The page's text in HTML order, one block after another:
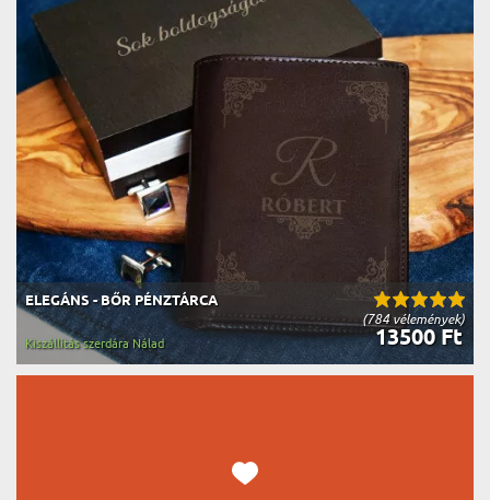
(784 vélemények)
ELEGÁNS - BŐR PÉNZTÁRCA
13500 Ft
Kiszállítás szerdára Nálad